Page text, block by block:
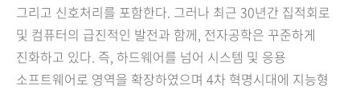
그리고 신호처리를 포함한다. 그러나 최근 30년간 집적회로
및 컴퓨터의 급진적인 발전과 함께, 전자공학은 꾸준하게
진화하고 있다. 즉, 하드웨어를 넘어 시스템 및 응용
소프트웨어로 영역을 확장하였으며 4차 혁명시대에 지능형